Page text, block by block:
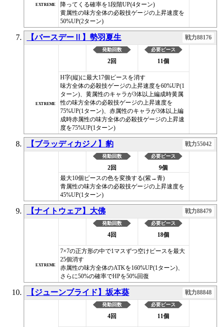
EXTREME
降ってくる確率を1段階UP(4ターン)
黄属性の味方全体の必殺技ゲージの上昇速度を
50%UP(2ターン)
【バースデーⅡ】勢羽夏生 戦力88176
EXTREME
発動回数
2回
必要ピース
11個
H字(縦)に最大17個ピースを消す
味方全体の必殺技ゲージの上昇速度を60%UP(1
ターン)、黄属性のキャラが3体以上編成時黄属
性の味方全体の必殺技ゲージの上昇速度を
75%UP(1ターン)、赤属性のキャラが3体以上編
成時赤属性の味方全体の必殺技ゲージの上昇速
度を75%UP(1ターン)
【ブラッディカジノ】豹 戦力55042
発動回数
2回
必要ピース
9個
最大10個ピースの色を変換する(紫→青)
青属性の味方全体の必殺技ゲージの上昇速度を
45%UP(1ターン)
【ナイトウェア】大佛 戦力88479
EXTREME
発動回数
4回
必要ピース
18個
7×7の正方形の中で1マスずつ空けピースを最大
25個消す
赤属性の味方全体のATKを160%UP(1ターン)、
さらに50%の確率でHPを50%回復
【ジューンブライド】坂本葵 戦力88848
発動回数
4回
必要ピース
11個